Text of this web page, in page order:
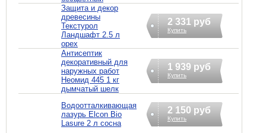
Защита и декор
древесины
Текстурол
Ландшафт 2.5 л
орех
2 331 руб
Купить
Антисептик
декоративный для
наружных работ
Неомид 445 1 кг
дымчатый шелк
1 939 руб
Купить
Водоотталкивающая
лазурь Elcon Bio
Lasure 2 л сосна
2 150 руб
Купить